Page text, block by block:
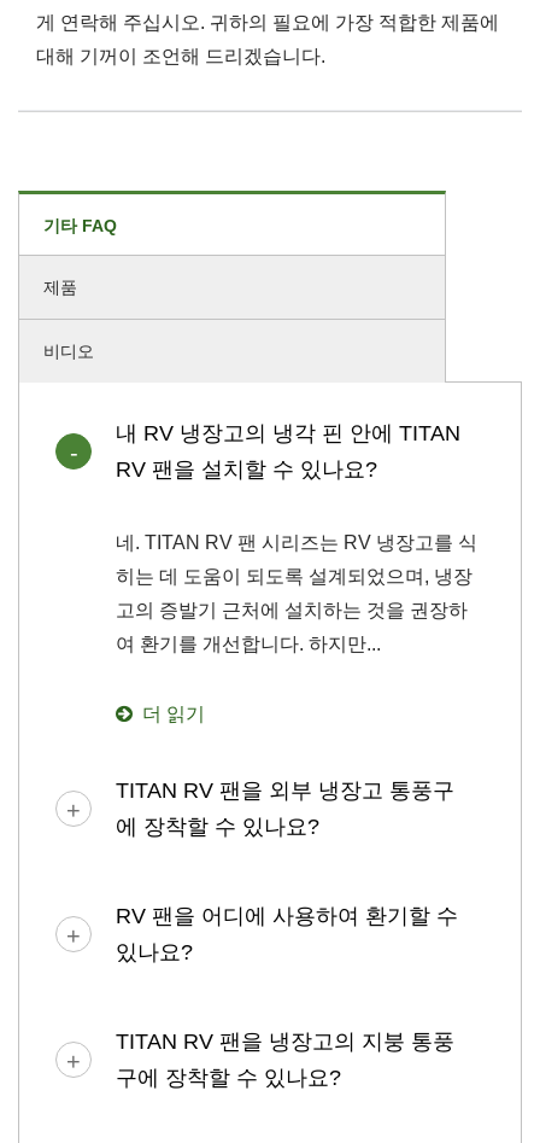
게 연락해 주십시오. 귀하의 필요에 가장 적합한 제품에
대해 기꺼이 조언해 드리겠습니다.
기타 FAQ
제품
비디오
내 RV 냉장고의 냉각 핀 안에 TITAN
RV 팬을 설치할 수 있나요?
네. TITAN RV 팬 시리즈는 RV 냉장고를 식
히는 데 도움이 되도록 설계되었으며, 냉장
고의 증발기 근처에 설치하는 것을 권장하
여 환기를 개선합니다. 하지만...
더 읽기
TITAN RV 팬을 외부 냉장고 통풍구
에 장착할 수 있나요?
RV 팬을 어디에 사용하여 환기할 수
있나요?
TITAN RV 팬을 냉장고의 지붕 통풍
구에 장착할 수 있나요?